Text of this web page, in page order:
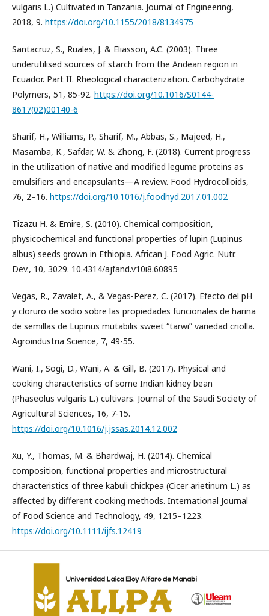
vulgaris L.) Cultivated in Tanzania. Journal of Engineering,
2018, 9. https://doi.org/10.1155/2018/8134975
Santacruz, S., Ruales, J. & Eliasson, A.C. (2003). Three
underutilised sources of starch from the Andean region in
Ecuador. Part II. Rheological characterization. Carbohydrate
Polymers, 51, 85-92. https://doi.org/10.1016/S0144-
8617(02)00140-6
Sharif, H., Williams, P., Sharif, M., Abbas, S., Majeed, H.,
Masamba, K., Safdar, W. & Zhong, F. (2018). Current progress
in the utilization of native and modified legume proteins as
emulsifiers and encapsulants—A review. Food Hydrocolloids,
76, 2–16. https://doi.org/10.1016/j.foodhyd.2017.01.002
Tizazu H. & Emire, S. (2010). Chemical composition,
physicochemical and functional properties of lupin (Lupinus
albus) seeds grown in Ethiopia. African J. Food Agric. Nutr.
Dev., 10, 3029. 10.4314/ajfand.v10i8.60895
Vegas, R., Zavalet, A., & Vegas-Perez, C. (2017). Efecto del pH
y cloruro de sodio sobre las propiedades funcionales de harina
de semillas de Lupinus mutabilis sweet “tarwi” variedad criolla.
Agroindustria Science, 7, 49-55.
Wani, I., Sogi, D., Wani, A. & Gill, B. (2017). Physical and
cooking characteristics of some Indian kidney bean
(Phaseolus vulgaris L.) cultivars. Journal of the Saudi Society of
Agricultural Sciences, 16, 7-15.
https://doi.org/10.1016/j.jssas.2014.12.002
Xu, Y., Thomas, M. & Bhardwaj, H. (2014). Chemical
composition, functional properties and microstructural
characteristics of three kabuli chickpea (Cicer arietinum L.) as
affected by different cooking methods. International Journal
of Food Science and Technology, 49, 1215–1223.
https://doi.org/10.1111/ijfs.12419